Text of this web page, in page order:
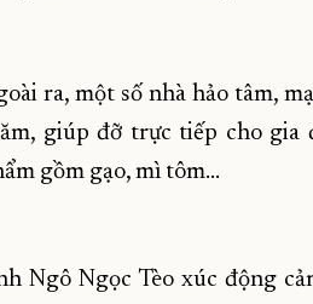
ra, một số nhà hảo tâm,
giúp đỡ trực tiếp cho gia
gồm gạo, mì tôm…
Ngô Ngọc Tèo xúc động